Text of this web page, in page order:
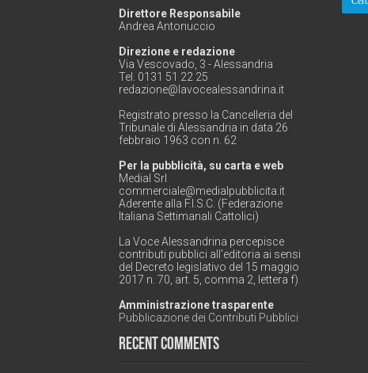
Direttore Responsabile
Andrea Antonuccio
Direzione e redazione
Via Vescovado, 3 - Alessandria
Tel. 0131 51 22 25
redazione@lavocealessandrina.it
Registrato presso la Cancelleria del
Tribunale di Alessandria in data 26
febbraio 1963 con n. 62
Per la pubblicità, su carta e web
Medial Srl
commerciale@medialpubblicita.it
Aderente alla F.I.S.C. (Federazione
Italiana Settimanali Cattolici)
La Voce Alessandrina percepisce
contributi pubblici all'editoria ai sensi
del Decreto legislativo del 15 maggio
2017 n. 70, art. 5, comma 2, lettera f)
Amministrazione trasparente
Pubblicazione dei Contributi Pubblici
Recent Comments